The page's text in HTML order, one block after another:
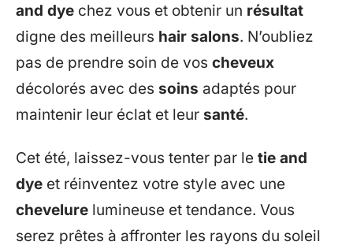
and dye chez vous et obtenir un résultat
digne des meilleurs hair salons. N’oubliez
pas de prendre soin de vos cheveux
décolorés avec des soins adaptés pour
maintenir leur éclat et leur santé.
Cet été, laissez-vous tenter par le tie and
dye et réinventez votre style avec une
chevelure lumineuse et tendance. Vous
serez prêtes à affronter les rayons du soleil